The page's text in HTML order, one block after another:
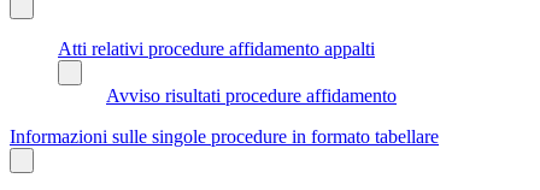
Atti relativi procedure affidamento appalti
Avviso risultati procedure affidamento
Informazioni sulle singole procedure in formato tabellare